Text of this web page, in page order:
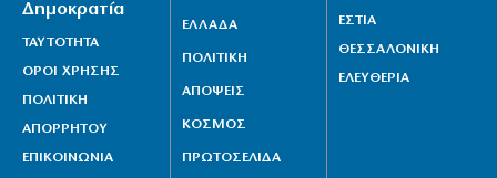
Δημοκρατία
ΤΑΥΤΟΤΗΤΑ
ΟΡΟΙ ΧΡΗΣΗΣ
ΠΟΛΙΤΙΚΗ
ΑΠΟΡΡΗΤΟΥ
ΕΠΙΚΟΙΝΩΝΙΑ
ΕΛΛΑΔΑ
ΠΟΛΙΤΙΚΗ
ΑΠΟΨΕΙΣ
ΚΟΣΜΟΣ
ΠΡΩΤΟΣΕΛΙΔΑ
ΕΣΤΙΑ
ΘΕΣΣΑΛΟΝΙΚΗ
ΕΛΕΥΘΕΡΙΑ